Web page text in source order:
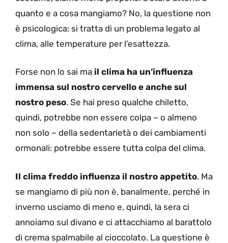
quanto e a cosa mangiamo? No, la questione non
è psicologica: si tratta di un problema legato al
clima, alle temperature per l’esattezza.
Forse non lo sai ma il clima ha un’influenza
immensa sul nostro cervello e anche sul
nostro peso. Se hai preso qualche chiletto,
quindi, potrebbe non essere colpa – o almeno
non solo – della sedentarietà o dei cambiamenti
ormonali: potrebbe essere tutta colpa del clima.
Il clima freddo influenza il nostro appetito. Ma
se mangiamo di più non è, banalmente, perché in
inverno usciamo di meno e, quindi, la sera ci
annoiamo sul divano e ci attacchiamo al barattolo
di crema spalmabile al cioccolato. La questione è